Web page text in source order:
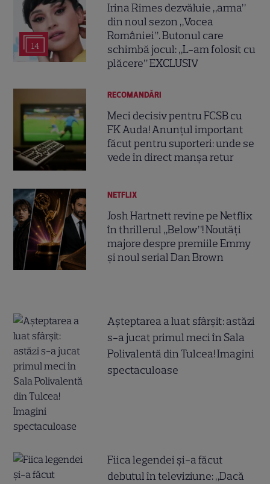
14
Irina Rimes dezvăluie „arma”
din noul sezon „Vocea
României”. Butonul care
schimbă jocul: „L-am folosit cu
plăcere” EXCLUSIV
RECOMANDĂRI
Meci decisiv pentru FCSB cu
FK Auda! Anunțul important
făcut pentru suporteri: unde se
vede în direct manșa retur
NETFLIX
Josh Hartnett revine pe Netflix
în thrillerul „Below”! Noutăți
majore despre premiile Emmy
și noul serial Dan Brown
Așteptarea a luat sfârșit: astăzi
s-a jucat primul meci în Sala
Polivalentă din Tulcea! Imagini
spectaculoase
Fiica legendei și-a făcut
debutul în televiziune: „Dacă